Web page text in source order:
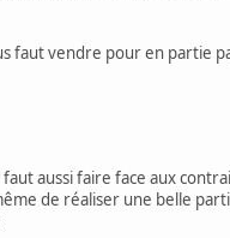
vendre pour en partie
aussi faire face aux
de réaliser une belle